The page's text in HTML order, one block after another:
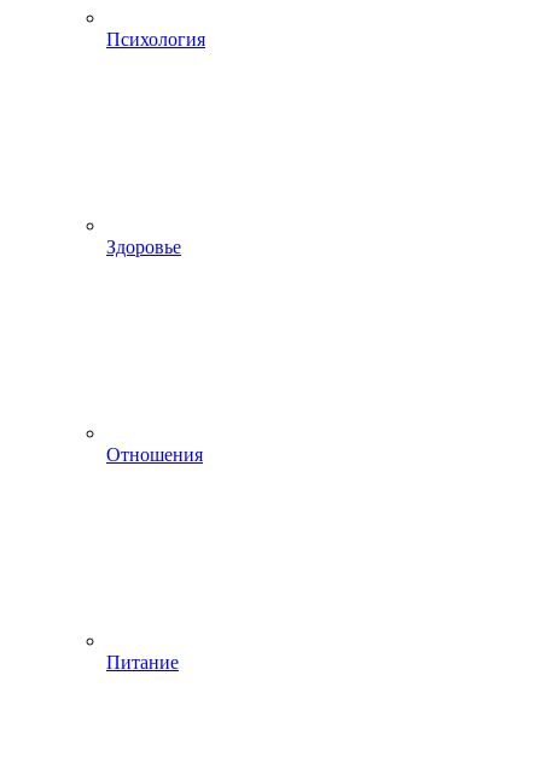
Психология
Здоровье
Отношения
Питание